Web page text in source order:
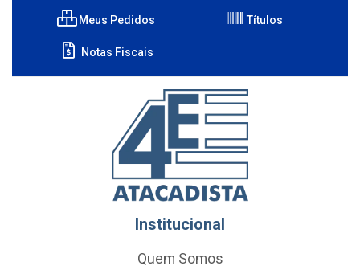
Meus Pedidos Títulos
Notas Fiscais
Institucional
Quem Somos